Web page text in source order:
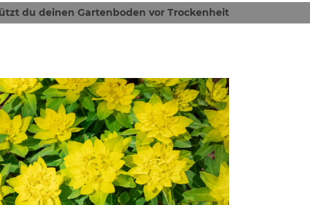
du deinen Gartenboden vor Trockenheit